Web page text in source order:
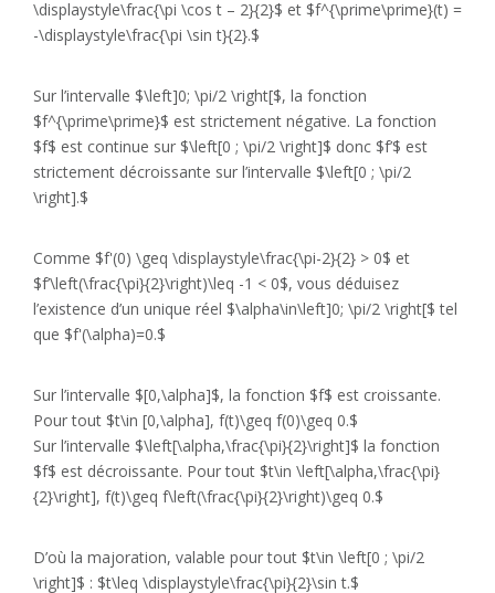
\displaystyle\frac{\pi \cos t – 2}{2}$ et $f^{\prime\prime}(t) =
-\displaystyle\frac{\pi \sin t}{2}.$
Sur l’intervalle $\left]0; \pi/2 \right[$, la fonction
$f^{\prime\prime}$ est strictement négative. La fonction
$f$ est continue sur $\left[0 ; \pi/2 \right]$ donc $f’$ est
strictement décroissante sur l’intervalle $\left[0 ; \pi/2
\right].$
Comme $f'(0) \geq \displaystyle\frac{\pi-2}{2} > 0$ et
$f’\left(\frac{\pi}{2}\right)\leq -1 < 0$, vous déduisez
l’existence d’un unique réel $\alpha\in\left]0; \pi/2 \right[$ tel
que $f'(\alpha)=0.$
Sur l’intervalle $[0,\alpha]$, la fonction $f$ est croissante.
Pour tout $t\in [0,\alpha], f(t)\geq f(0)\geq 0.$
Sur l’intervalle $\left[\alpha,\frac{\pi}{2}\right]$ la fonction
$f$ est décroissante. Pour tout $t\in \left[\alpha,\frac{\pi}
{2}\right], f(t)\geq f\left(\frac{\pi}{2}\right)\geq 0.$
D’où la majoration, valable pour tout $t\in \left[0 ; \pi/2
\right]$ : $t\leq \displaystyle\frac{\pi}{2}\sin t.$